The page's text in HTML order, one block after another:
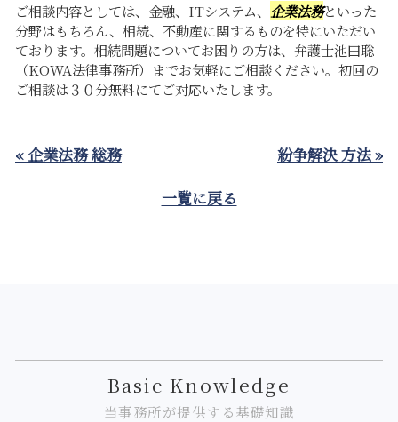
ご相談内容としては、金融、ITシステム、 企業法務といった
分野はもちろん、相続、不動産に関するものを特にいただい
ております。相続問題についてお困りの方は、弁護士池田聡
（KOWA法律事務所）までお気軽にご相談ください。初回の
ご相談は３０分無料にてご対応いたします。
« 企業法務 総務
紛争解決 方法 »
一覧に戻る
Basic Knowledge
当事務所が提供する基礎知識